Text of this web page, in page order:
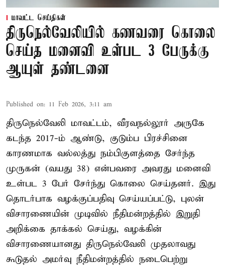
மாவட்ட செய்திகள்
திருநெல்வேலியில் கணவரை கொலை
செய்த மனைவி உள்பட 3 பேருக்கு
ஆயுள் தண்டனை
Published on: 11 Feb 2026, 3:11 am
திருநெல்வேலி மாவட்டம், வீரவநல்லூர் அருகே
கடந்த 2017-ம் ஆண்டு, குடும்ப பிரச்சினை
காரணமாக வல்லத்து நம்பிகுளத்தை சேர்ந்த
முருகன் (வயது 38) என்பவரை அவரது மனைவி
உள்பட 3 பேர் சேர்ந்து கொலை செய்தனர். இது
தொடர்பாக வழக்குப்பதிவு செய்யப்பட்டு, புலன்
விசாரணையின் முடிவில் நீதிமன்றத்தில் இறுதி
அறிக்கை தாக்கல் செய்து, வழக்கின்
விசாரணையானது திருநெல்வேலி முதலாவது
கூடுதல் அமர்வு நீதிமன்றத்தில் நடைபெற்று